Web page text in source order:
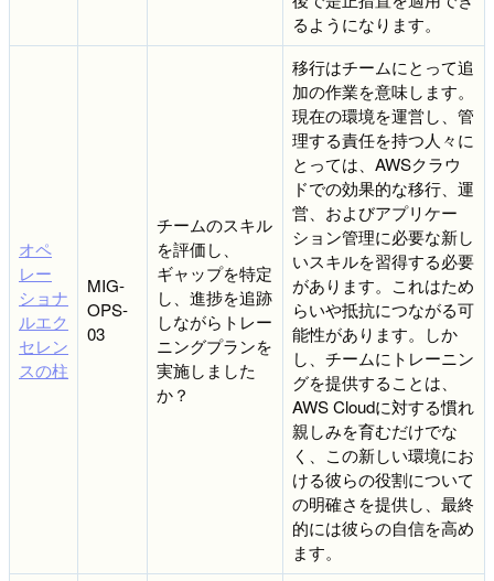
るようになります。
オペ
レー
ショナ
ルエク
セレン
スの柱
MIG-
OPS-
03
チームのスキル
を評価し、
ギャップを特定
し、進捗を追跡
しながらトレー
ニングプランを
実施しました
か？
移行はチームにとって追
加の作業を意味します。
現在の環境を運営し、管
理する責任を持つ人々に
とっては、AWSクラウ
ドでの効果的な移行、運
営、およびアプリケー
ション管理に必要な新し
いスキルを習得する必要
があります。これはため
らいや抵抗につながる可
能性があります。しか
し、チームにトレーニン
グを提供することは、
AWS Cloudに対する慣れ
親しみを育むだけでな
く、この新しい環境にお
ける彼らの役割について
の明確さを提供し、最終
的には彼らの自信を高め
ます。